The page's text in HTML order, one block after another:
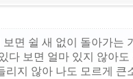
면 쉴 새 없이 돌아가는
다 보면 얼마 있지 않아
리지 않아 나도 모르게 큰